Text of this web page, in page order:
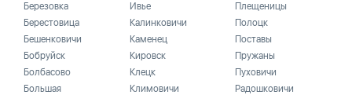
Березовка
Берестовица
Бешенковичи
Бобруйск
Болбасово
Большая
Ивье
Калинковичи
Каменец
Кировск
Клецк
Климовичи
Плещеницы
Полоцк
Поставы
Пружаны
Пуховичи
Радошковичи